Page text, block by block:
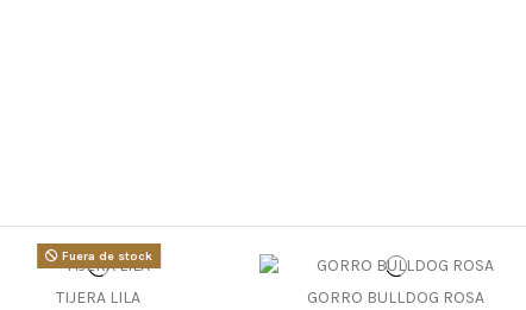
Fuera de stock
TIJERA LILA
GORRO BULLDOG ROSA